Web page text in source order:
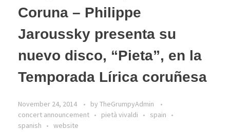
Coruna – Philippe
Jaroussky presenta su
nuevo disco, “Pieta”, en la
Temporada Lírica coruñesa
November 24, 2014 by TheGrumpyAdmin
concert announcement
pietà vivaldi
spain
spanish
website